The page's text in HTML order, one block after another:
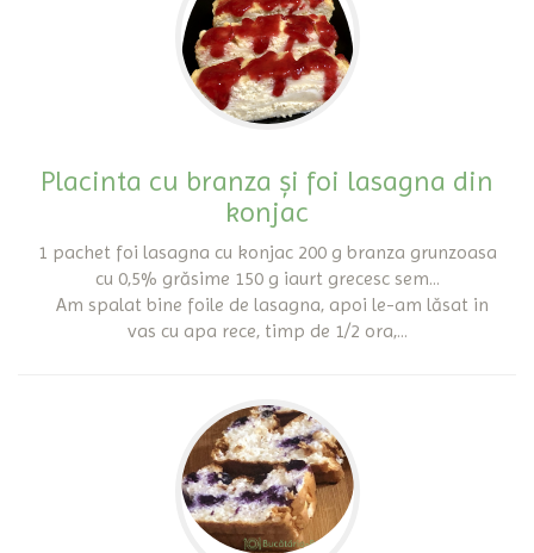
Placinta cu branza și foi lasagna din
konjac
1 pachet foi lasagna cu konjac 200 g branza grunzoasa
cu 0,5% grăsime 150 g iaurt grecesc sem...
Am spalat bine foile de lasagna, apoi le-am lăsat in
vas cu apa rece, timp de 1/2 ora,...